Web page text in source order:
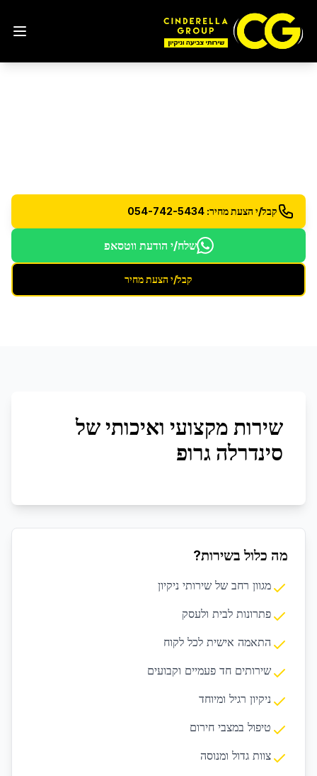
קבל/י הצעת מחיר: 054-742-5434
שלח/י הודעת ווטסאפ
קבל/י הצעת מחיר
שירות מקצועי ואיכותי של
סינדרלה גרופ
מה כלול בשירות?
מגוון רחב של שירותי ניקיון
פתרונות לבית ולעסק
התאמה אישית לכל לקוח
שירותים חד פעמיים וקבועים
ניקיון רגיל ומיוחד
טיפול במצבי חירום
צוות גדול ומנוסה